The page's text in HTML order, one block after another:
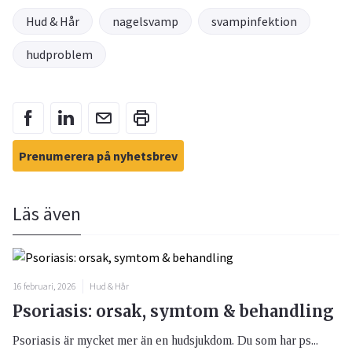
Hud & Hår nagelsvamp svampinfektion
hudproblem
Prenumerera på nyhetsbrev
Läs även
16 februari, 2026 Hud & Hår
Psoriasis: orsak, symtom & behandling
Psoriasis är mycket mer än en hudsjukdom. Du som har ps...